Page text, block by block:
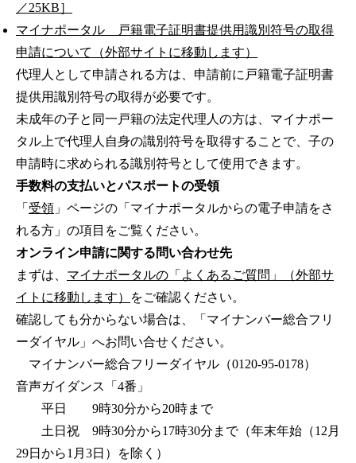
／25KB］
マイナポータル 戸籍電子証明書提供用識別符号の取得
申請について（外部サイトに移動します）
代理人として申請される方は、申請前に戸籍電子証明書
提供用識別符号の取得が必要です。
未成年の子と同一戸籍の法定代理人の方は、マイナポー
タル上で代理人自身の識別符号を取得することで、子の
申請時に求められる識別符号として使用できます。
手数料の支払いとパスポートの受領
「 受領 」ページの「マイナポータルからの電子申請をさ
れる方」の項目をご覧ください。
オンライン申請に関する問い合わせ先
まずは、 マイナポータルの「よくあるご質問」（外部サ
イトに移動します）
をご確認ください。
確認しても分からない場合は、「マイナンバー総合フリ
ーダイヤル」へお問い合せください。
マイナンバー総合フリーダイヤル（0120-95-0178）
音声ガイダンス「4番」
平日 9時30分から20時まで
土日祝 9時30分から17時30分まで（年末年始（12月
29日から1月3日）を除く）